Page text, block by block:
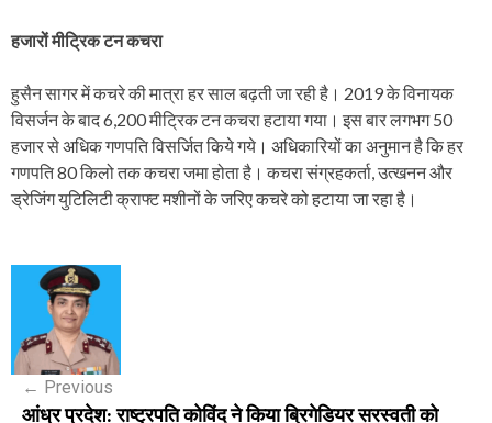
हजारों मीट्रिक टन कचरा
हुसैन सागर में कचरे की मात्रा हर साल बढ़ती जा रही है। 2019 के विनायक
विसर्जन के बाद 6,200 मीट्रिक टन कचरा हटाया गया। इस बार लगभग 50
हजार से अधिक गणपति विसर्जित किये गये। अधिकारियों का अनुमान है कि हर
गणपति 80 किलो तक कचरा जमा होता है। कचरा संग्रहकर्ता, उत्खनन और
ड्रेजिंग युटिलिटी क्राफ्ट मशीनों के जरिए कचरे को हटाया जा रहा है।
s
← Previous
आंध्र प्रदेश: राष्ट्रपति कोविंद ने किया ब्रिगेडियर सरस्वती को